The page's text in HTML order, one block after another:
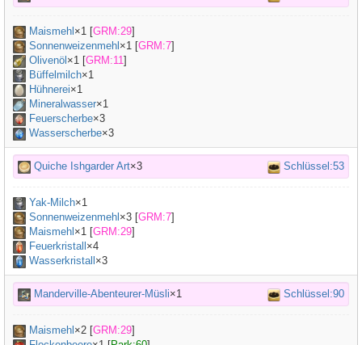
Maismehl ×1 [GRM:29]
Sonnenweizenmehl ×1 [GRM:7]
Olivenöl ×1 [GRM:11]
Büffelmilch×1
Hühnerei×1
Mineralwasser×1
Feuerscherbe×3
Wasserscherbe×3
Quiche Ishgarder Art×3 Schlüssel:53
Yak-Milch×1
Sonnenweizenmehl ×3 [GRM:7]
Maismehl ×1 [GRM:29]
Feuerkristall ×4
Wasserkristall ×3
Manderville-Abenteurer-Müsli×1 Schlüssel:90
Maismehl ×2 [GRM:29]